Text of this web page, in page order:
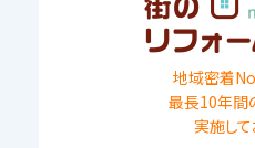
地域密着No
最長10年間
実施して